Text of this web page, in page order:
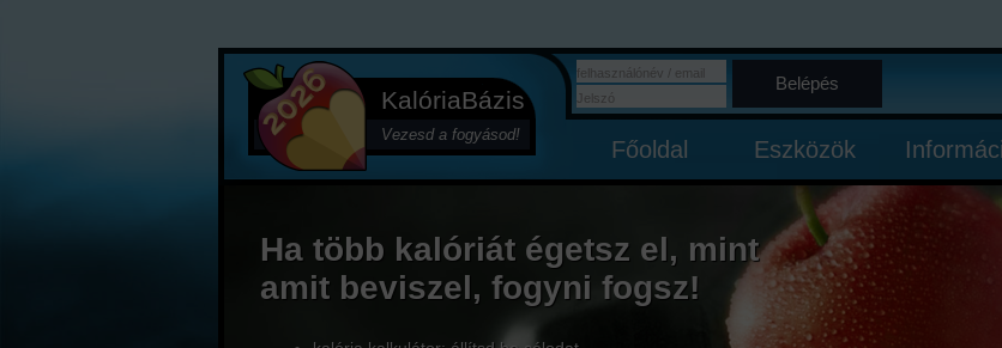
KalóriaBázis
Vezesd a fogyásod!
Belépés
Főoldal Eszközök
Ha több kalóriát égetsz el, mint
amit beviszel, fogyni fogsz!